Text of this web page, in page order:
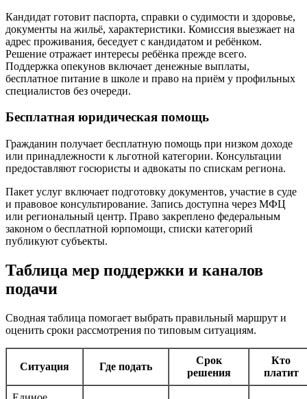
Кандидат готовит паспорта, справки о судимости и здоровье,
документы на жильё, характеристики. Комиссия выезжает на
адрес проживания, беседует с кандидатом и ребёнком.
Решение отражает интересы ребёнка прежде всего.
Поддержка опекунов включает денежные выплаты,
бесплатное питание в школе и право на приём у профильных
специалистов без очереди.
Бесплатная юридическая помощь
Гражданин получает бесплатную помощь при низком доходе
или принадлежности к льготной категории. Консультации
предоставляют госюристы и адвокаты по спискам региона.
Пакет услуг включает подготовку документов, участие в суде
и правовое консультирование. Запись доступна через МФЦ
или региональный центр. Право закреплено федеральным
законом о бесплатной юрпомощи, списки категорий
публикуют субъекты.
Таблица мер поддержки и каналов
подачи
Сводная таблица помогает выбрать правильный маршрут и
оценить сроки рассмотрения по типовым ситуациям.
Ситуация Где подать
Срок
решения
Кто
платит